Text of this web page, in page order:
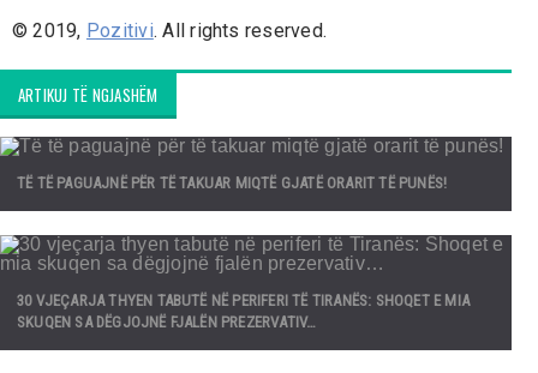
© 2019, Pozitivi. All rights reserved.
ARTIKUJ TË NGJASHËM
TË TË PAGUAJNË PËR TË TAKUAR MIQTË GJATË ORARIT TË PUNËS!
30 VJEÇARJA THYEN TABUTË NË PERIFERI TË TIRANËS: SHOQET E MIA
SKUQEN SA DËGJOJNË FJALËN PREZERVATIV…